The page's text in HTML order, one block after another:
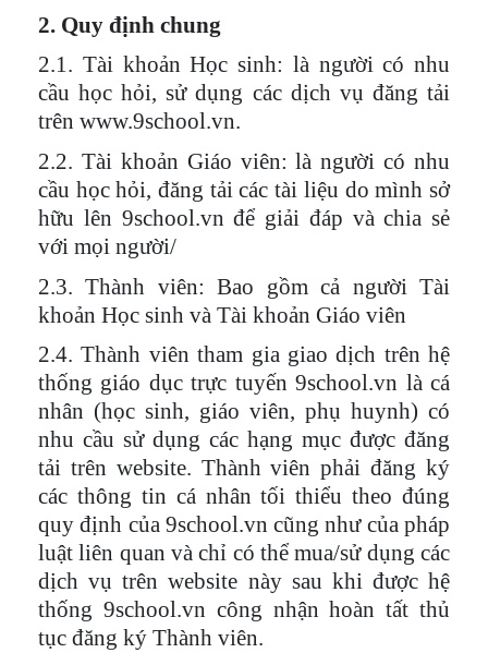
2. Quy định chung
2.1. Tài khoản Học sinh: là người có nhu
cầu học hỏi, sử dụng các dịch vụ đăng tải
trên www.9school.vn.
2.2. Tài khoản Giáo viên: là người có nhu
cầu học hỏi, đăng tải các tài liệu do mình sở
hữu lên 9school.vn để giải đáp và chia sẻ
với mọi người/
2.3. Thành viên:Bao gồm cả người Tài
khoản Học sinh và Tài khoản Giáo viên
2.4. Thành viên tham gia giao dịch trên hệ
thống giáo dục trực tuyến 9school.vn là cá
nhân (học sinh, giáo viên, phụ huynh) có
nhu cầu sử dụng các hạng mục được đăng
tải trên website. Thành viên phải đăng ký
các thông tin cá nhân tối thiểu theo đúng
quy định của 9school.vn cũng như của pháp
luật liên quan và chỉ có thể mua/sử dụng các
dịch vụ trên website này sau khi được hệ
thống 9school.vn công nhận hoàn tất thủ
tục đăng ký Thành viên.